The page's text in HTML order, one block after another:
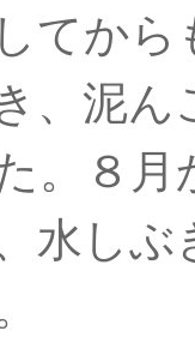
てか
、泥
。８
水し